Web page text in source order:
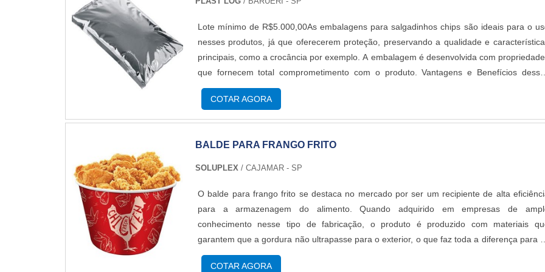
Lote mínimo de R$5.000,00As embalagens para salgadinhos chips são ideais para o
nesses produtos, já que oferecerem proteção, preservando a qualidade e
principais, como a crocância por exemplo. A embalagem é desenvolvida com
que fornecem total comprometimento com o produto. Vantagens e Benefícios dessas
embalagensA indústria alimentícia é um setor que deve tomar todo o cuidado para que o
material da embalagem não interfira na qualidade do produto. Fabricadas em Polietileno
em baixa densidade (PEBD) e em polietileno em alta densidade (PEAD), as
devem garantir o máximo de segurança ao que é embalado. Outras características
fundamentais desse tipo de produto são:Atóxico;Ótima selagem;Resistência;Aparência
na produção de embalagens plásticas. A empresa atende clientes em diversos ramos
mercado nacional entre os plásticos que ela trabalha estão o polipropileno,
plásticas, sacos lisos entre outros..
COTAR AGORA
BALDE PARA FRANGO FRITO
SOLUPLEX/ CAJAMAR - SP
O balde para frango frito se destaca no mercado por ser um recipiente de alta
para a armazenagem do alimento. Quando adquirido em empresas de
conhecimento nesse tipo de fabricação, o produto é produzido com materiais
garantem que a gordura não ultrapasse para o exterior, o que faz toda a diferença para os
clientes.OS PRINCIPAIS DETALHES DO PRODUTODevido a alta qualidade e versatilidade
do balde destinado para frango frito, é válido destacar que o modelo não se limita a esse
COTAR AGORA